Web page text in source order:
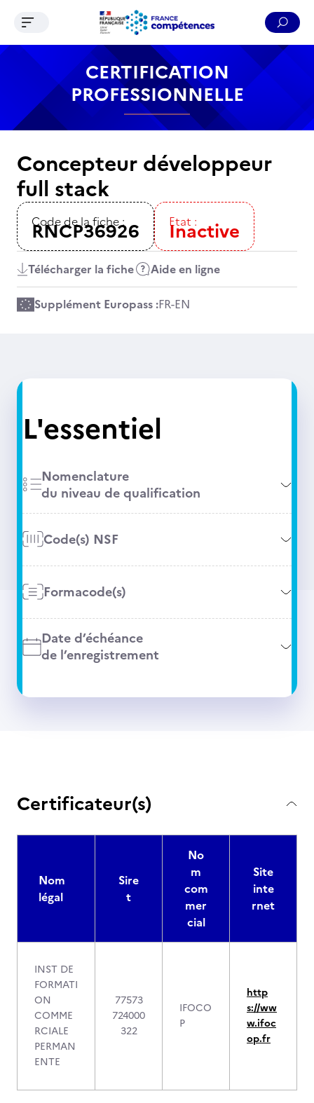
Contenu Recherche Menu Pied de page
Ouvrir le menu de navigation
CERTIFICATION
PROFESSIONNELLE
Concepteur développeur
full stack
Code de la fiche :
RNCP36926 Etat :
Inactive
Télécharger la fiche Aide en ligne
Supplément Europass :FR-EN
L'essentiel
Nomenclature
du niveau de qualification
Code(s) NSF
Formacode(s)
Date d’échéance
de l’enregistrement
Certificateur(s)
Nom
légal
Sire
t
No
m
com
mer
cial
Site
inte
rnet
INST DE
FORMATI
ON
COMME
RCIALE
PERMAN
ENTE
77573
724000
322
IFOCO
P
http
s://ww
w.ifoc
op.fr